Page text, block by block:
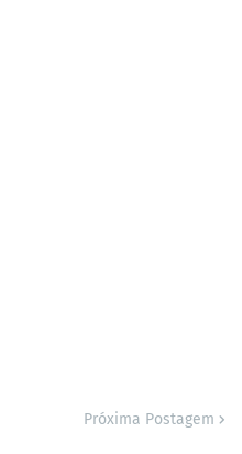
Próxima Postagem